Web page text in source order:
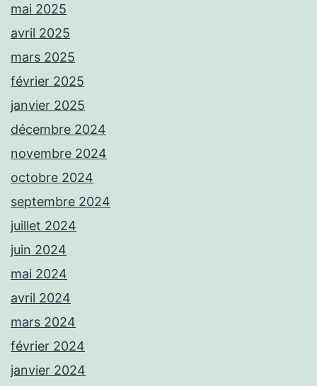
mai 2025
avril 2025
mars 2025
février 2025
janvier 2025
décembre 2024
novembre 2024
octobre 2024
septembre 2024
juillet 2024
juin 2024
mai 2024
avril 2024
mars 2024
février 2024
janvier 2024